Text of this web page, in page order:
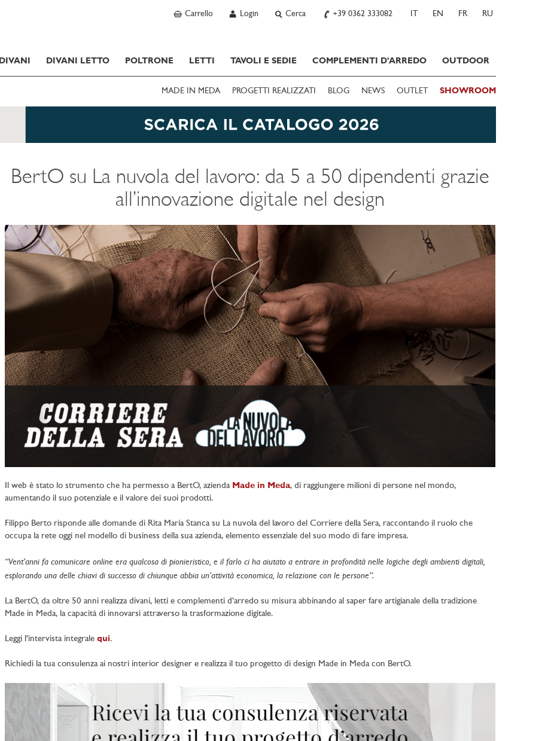
Carrello Login Cerca +39 0362 333082 IT EN FR RU
DIVANI DIVANI LETTO POLTRONE LETTI TAVOLI E SEDIE COMPLEMENTI D'ARREDO OUTDOOR
MADE IN MEDA PROGETTI REALIZZATI BLOG NEWS OUTLET SHOWROOM
BertO su La nuvola del lavoro: da 5 a 50 dipendenti grazie
all’innovazione digitale nel design
Il web è stato lo strumento che ha permesso a BertO, azienda Made in Meda, di raggiungere milioni di persone nel mondo,
aumentando il suo potenziale e il valore dei suoi prodotti.
Filippo Berto risponde alle domande di Rita Maria Stanca su La nuvola del lavoro del Corriere della Sera, raccontando il ruolo che
occupa la rete oggi nel modello di business della sua azienda, elemento essenziale del suo modo di fare impresa.
“Vent’anni fa comunicare online era qualcosa di pionieristico, e il farlo ci ha aiutato a entrare in profondità nelle logiche degli ambienti digitali,
esplorando una delle chiavi di successo di chiunque abbia un’attività economica, la relazione con le persone”.
La BertO, da oltre 50 anni realizza divani, letti e complementi d’arredo su misura abbinando al saper fare artigianale della tradizione
Made in Meda, la capacità di innovarsi attraverso la trasformazione digitale.
Leggi l'intervista integrale qui.
Richiedi la tua consulenza ai nostri interior designer e realizza il tuo progetto di design Made in Meda con BertO.